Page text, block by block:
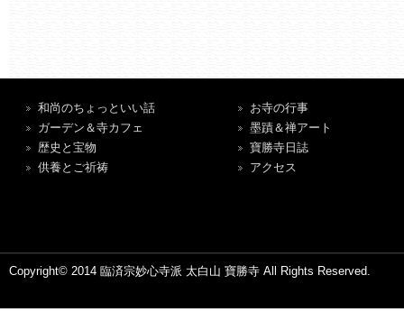
和尚のちょっといい話
ガーデン＆寺カフェ
歴史と宝物
供養とご祈祷
お寺の行事
墨蹟＆禅アート
寶勝寺日誌
アクセス
Copyright© 2014 臨済宗妙心寺派 太白山 寶勝寺 All Rights Reserved.